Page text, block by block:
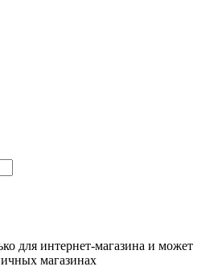
для интернет-магазина и может
магазинах